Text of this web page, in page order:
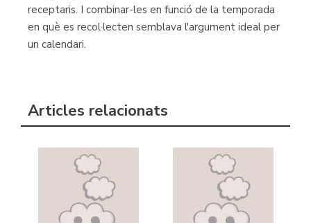
receptaris. I combinar-les en funció de la temporada
en què es recol·lecten semblava l'argument ideal per
un calendari.
Articles relacionats